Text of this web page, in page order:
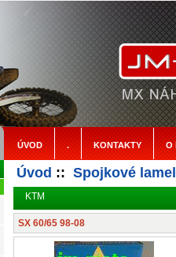
ÚVOD . KONTAKTY O
Úvod :: Spojkové
KTM
SX 60/65 98-08